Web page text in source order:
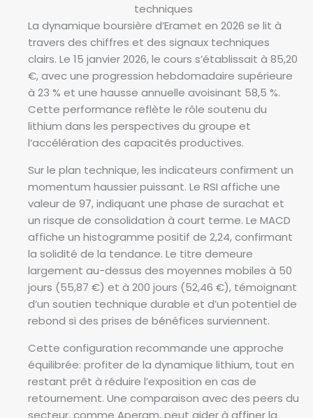
techniques
La dynamique boursière d’Eramet en 2026 se lit à
travers des chiffres et des signaux techniques
clairs. Le 15 janvier 2026, le cours s’établissait à 85,20
€, avec une progression hebdomadaire supérieure
à 23 % et une hausse annuelle avoisinant 58,5 %.
Cette performance reflète le rôle soutenu du
lithium dans les perspectives du groupe et
l’accélération des capacités productives.
Sur le plan technique, les indicateurs confirment un
momentum haussier puissant. Le RSI affiche une
valeur de 97, indiquant une phase de surachat et
un risque de consolidation à court terme. Le MACD
affiche un histogramme positif de 2,24, confirmant
la solidité de la tendance. Le titre demeure
largement au-dessus des moyennes mobiles à 50
jours (55,87 €) et à 200 jours (52,46 €), témoignant
d’un soutien technique durable et d’un potentiel de
rebond si des prises de bénéfices surviennent.
Cette configuration recommande une approche
équilibrée: profiter de la dynamique lithium, tout en
restant prêt à réduire l’exposition en cas de
retournement. Une comparaison avec des peers du
secteur, comme Aperam, peut aider à affiner la